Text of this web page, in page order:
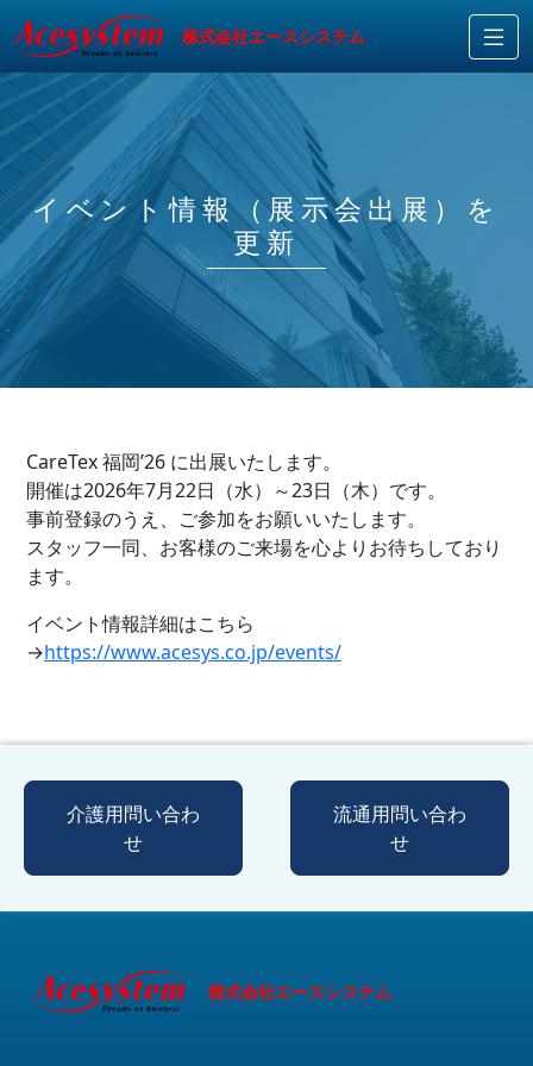
株式会社エースシステム
イベント情報（展示会出展）を
更新
CareTex 福岡’26 に出展いたします。
開催は2026年7月22日（水）～23日（木）です。
事前登録のうえ、ご参加をお願いいたします。
スタッフ一同、お客様のご来場を心よりお待ちしており
ます。
イベント情報詳細はこちら
→https://www.acesys.co.jp/events/
介護用問い合わ
せ
流通用問い合わ
せ
株式会社エースシステム